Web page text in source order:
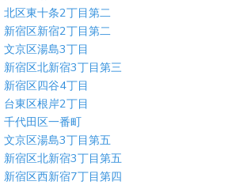
北区東十条2丁目第二
新宿区新宿2丁目第二
文京区湯島3丁目
新宿区北新宿3丁目第三
新宿区四谷4丁目
台東区根岸2丁目
千代田区一番町
文京区湯島3丁目第五
新宿区北新宿3丁目第五
新宿区西新宿7丁目第四